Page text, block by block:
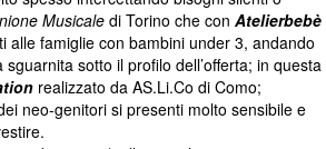
Musicale di Torino che con Atelierbebè
alle famiglie con bambini under 3, andando
sotto il profilo dell’offerta; in questa
realizzato da AS.Li.Co di Como;
neo-genitori si presenti molto sensibile e